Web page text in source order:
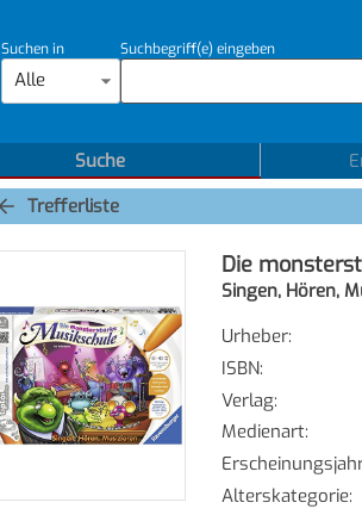
Suchen in
Alle
Suchbegriff(e) eingeben
Suche
Trefferliste
Die
Singen, Hören,
Urheber:
ISBN:
Verlag:
Medienart:
Alterskategorie: